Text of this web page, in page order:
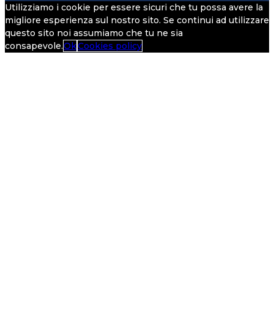
Utilizziamo i cookie per essere sicuri che tu possa avere la
migliore esperienza sul nostro sito. Se continui ad utilizzare
questo sito noi assumiamo che tu ne sia
consapevole.OkCookies policy